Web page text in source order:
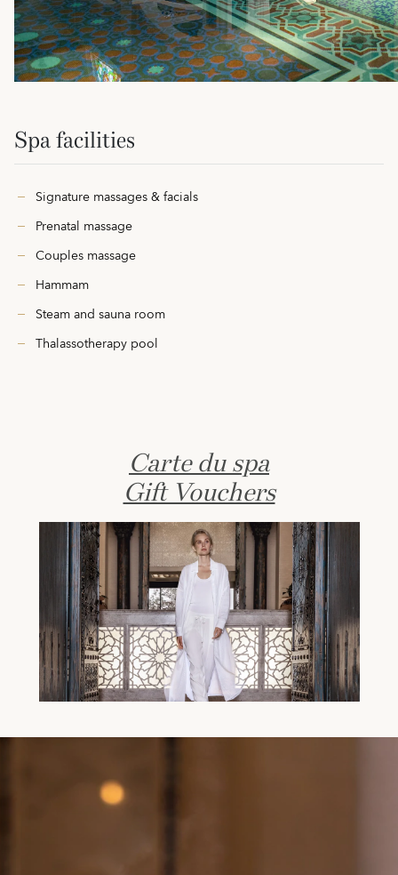
Spa facilities
Signature massages & facials
Prenatal massage
Couples massage
Hammam
Steam and sauna room
Thalassotherapy pool
Carte du spa
Gift Vouchers